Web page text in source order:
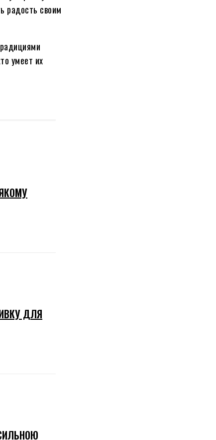
радость своим
умеет их
ДЛЯ